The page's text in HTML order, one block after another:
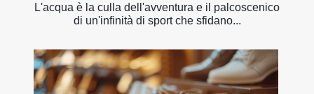
L'acqua è la culla dell'avventura e il palcoscenico
di un'infinità di sport che sfidano...